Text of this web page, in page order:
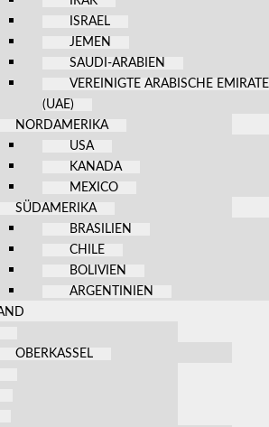
ISRAEL
JEMEN
SAUDI-ARABIEN
VEREINIGTE ARABISCHE EMIRATE
(UAE)
NORDAMERIKA
USA
KANADA
MEXICO
SÜDAMERIKA
BRASILIEN
CHILE
BOLIVIEN
ARGENTINIEN
OBERKASSEL